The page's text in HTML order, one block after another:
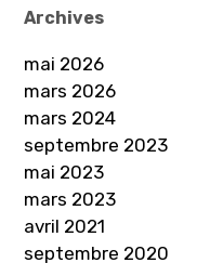
Archives
mai 2026
mars 2026
mars 2024
septembre 2023
mai 2023
mars 2023
avril 2021
septembre 2020